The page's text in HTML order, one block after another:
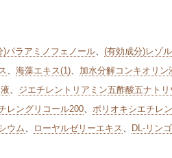
)パラアミノフェノール、 (有効成分)レゾ
、 海藻エキス(1)、 加水分解コンキオリン
、 ジエチレントリアミン五酢酸五ナトリ
レングリコール200、 ポリオキシエチレ
ウム、 ローヤルゼリーエキス、 DL-リン